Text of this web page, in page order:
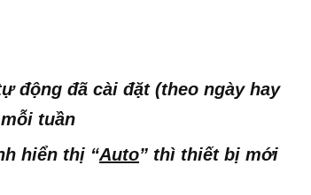
động đã cài đặt (theo ngày hay
tuần
hiển thị “Auto” thì thiết bị mới